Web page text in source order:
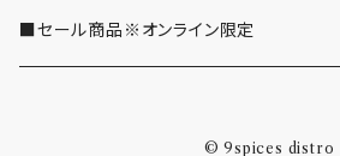
■セール商品※オンライン限定
© 9spices distro